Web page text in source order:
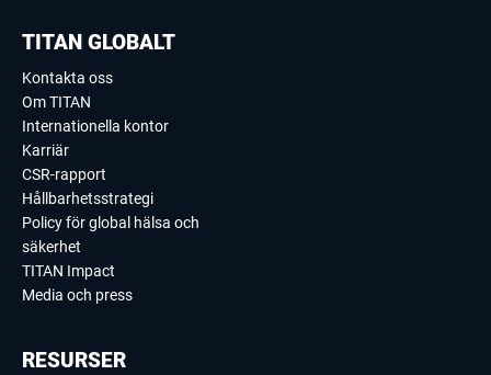
TITAN GLOBALT
Kontakta oss
Om TITAN
Internationella kontor
Karriär
CSR-rapport
Hållbarhetsstrategi
Policy för global hälsa och
säkerhet
TITAN Impact
Media och press
RESURSER